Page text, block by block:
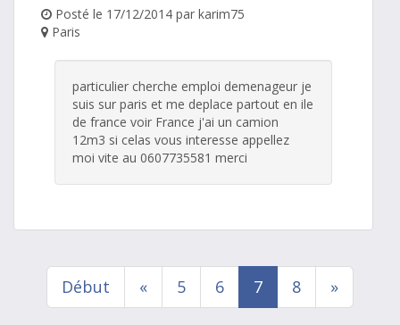
Posté le 17/12/2014 par karim75
Paris
particulier cherche emploi demenageur je
suis sur paris et me deplace partout en ile
de france voir France j'ai un camion
12m3 si celas vous interesse appellez
moi vite au 0607735581 merci
Début « 5 6 7 8 »